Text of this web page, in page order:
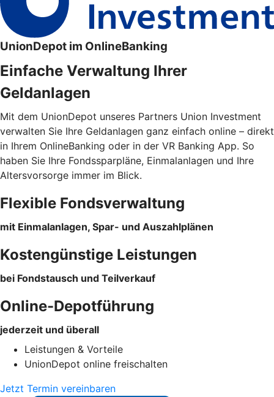
UnionDepot im OnlineBanking
Einfache Verwaltung Ihrer
Geldanlagen
Mit dem UnionDepot unseres Partners Union Investment
verwalten Sie Ihre Geldanlagen ganz einfach online – direkt
in Ihrem OnlineBanking oder in der VR Banking App. So
haben Sie Ihre Fondssparpläne, Einmalanlagen und Ihre
Altersvorsorge immer im Blick.
Flexible Fondsverwaltung
mit Einmalanlagen, Spar- und Auszahlplänen
Kostengünstige Leistungen
bei Fondstausch und Teilverkauf
Online-Depotführung
jederzeit und überall
Leistungen & Vorteile
UnionDepot online freischalten
Jetzt Termin vereinbaren